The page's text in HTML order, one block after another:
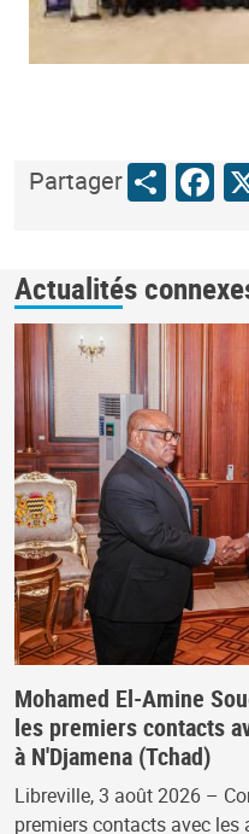
PartagerShareX
Actualités
Mohamed El-Amine
les premiers contacts
à N'Djamena (Tchad)
Libreville, 3 août 2026 –
premiers contacts avec